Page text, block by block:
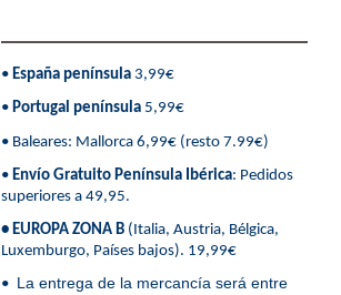
• España península3,99€
• Portugal península5,99€
• Baleares: Mallorca 6,99€ (resto 7.99€)
• Envío Gratuito Península Ibérica: Pedidos
superiores a 49,95.
• EUROPA ZONA B(Italia, Austria, Bélgica,
Luxemburgo, Países bajos). 19,99€
• La entrega de la mercancía será entre